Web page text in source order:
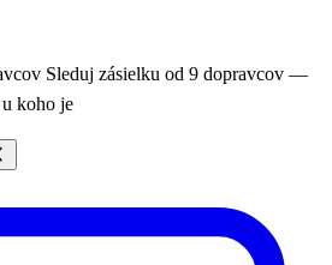
Sleduj zásielku od 9 dopravcov —
koho je